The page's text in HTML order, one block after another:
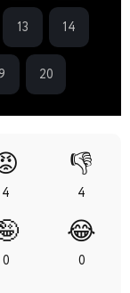
13 14
20
4
👎
4
0
😂
0